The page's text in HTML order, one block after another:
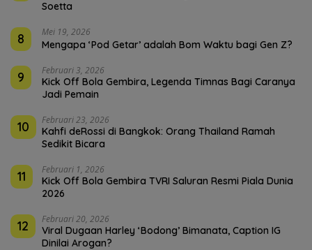
Soetta
8 Mei 19, 2026
Mengapa ‘Pod Getar’ adalah Bom Waktu bagi Gen Z?
9 Februari 3, 2026
Kick Off Bola Gembira, Legenda Timnas Bagi Caranya
Jadi Pemain
10 Februari 23, 2026
Kahfi deRossi di Bangkok: Orang Thailand Ramah
Sedikit Bicara
11 Februari 1, 2026
Kick Off Bola Gembira TVRI Saluran Resmi Piala Dunia
2026
12 Februari 20, 2026
Viral Dugaan Harley ‘Bodong’ Bimanata, Caption IG
Dinilai Arogan?